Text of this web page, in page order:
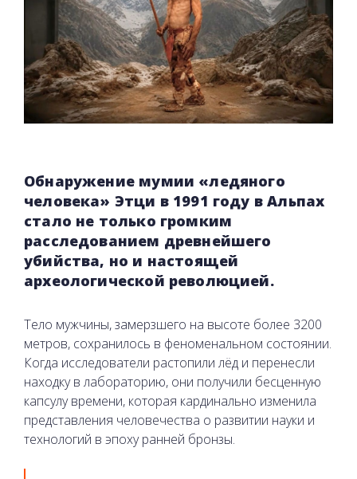
Обнаружение мумии «ледяного
человека» Этци в 1991 году в Альпах
стало не только громким
расследованием древнейшего
убийства, но и настоящей
археологической революцией.
Тело мужчины, замерзшего на высоте более 3200
метров, сохранилось в феноменальном состоянии.
Когда исследователи растопили лёд и перенесли
находку в лабораторию, они получили бесценную
капсулу времени, которая кардинально изменила
представления человечества о развитии науки и
технологий в эпоху ранней бронзы.